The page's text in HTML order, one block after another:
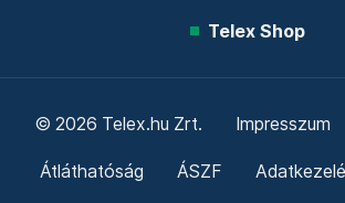
Telex Shop
© 2026 Telex.hu Zrt. Impresszum
Átláthatóság ÁSZF